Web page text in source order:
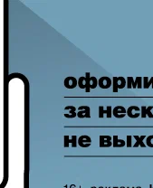
ad